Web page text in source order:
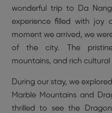
wonderful trip to Da
experience filled with joy
moment we arrived, we
of the city. The
mountains, and rich
During our stay, we
Marble Mountains and
thrilled to see the